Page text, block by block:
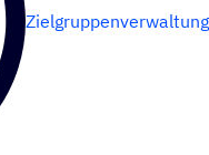
Zielgruppenverwaltung